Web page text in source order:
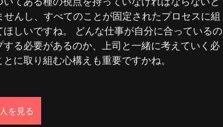
んし、すべてのことが固定されたプロセスに組
しいですね。 どんな仕事が自分に合っているの
る必要があるのか、上司と一緒に考えていく必
に取り組む心構えも重要ですかね。
を見る